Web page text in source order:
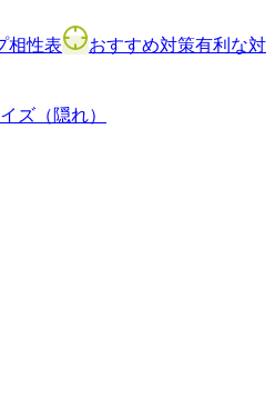
相性表 おすすめ対策有利な対
ズ （隠れ）